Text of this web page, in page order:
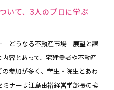
いて、3人のプロに学ぶ
どうなる不動産市場－展望と課
容とあって、宅建業者や不動産
参加が多く、学生・院生とあわ
ナーは江島由裕経営学部長の挨